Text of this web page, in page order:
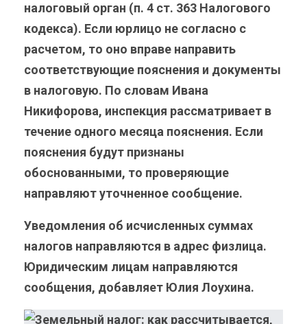
налоговый орган (п. 4 ст. 363 Налогового
кодекса). Если юрлицо не согласно с
расчетом, то оно вправе направить
соответствующие пояснения и документы
в налоговую. По словам Ивана
Никифорова, инспекция рассматривает в
течение одного месяца пояснения. Если
пояснения будут признаны
обоснованными, то проверяющие
направляют уточненное сообщение.
Уведомления об исчисленных суммах
налогов направляются в адрес физлица.
Юридическим лицам направляются
сообщения, добавляет Юлия Лоухина.